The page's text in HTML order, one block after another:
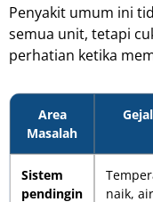
Penyakit umum ini
semua unit, tetapi
perhatian ketika
Area
Masalah
Sistem
pendingin
naik, air